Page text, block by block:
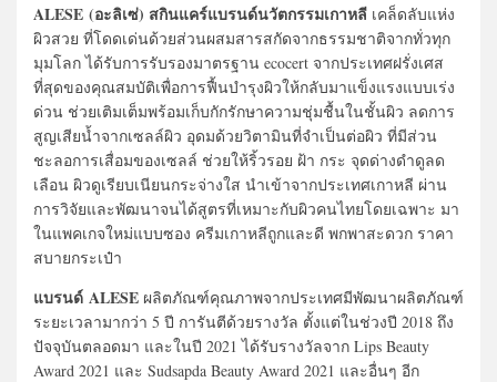
ALESE (อะลิเซ่) สกินแคร์แบรนด์นวัตกรรมเกาหลี เคล็ดลับแห่ง
ผิวสวย ที่โดดเด่นด้วยส่วนผสมสารสกัดจากธรรมชาติจากทั่วทุก
มุมโลก ได้รับการรับรองมาตรฐาน ecocert จากประเทศฝรั่งเศส
ที่สุดของคุณสมบัติเพื่อการฟื้นบำรุงผิวให้กลับมาแข็งแรงแบบเร่ง
ด่วน ช่วยเติมเต็มพร้อมเก็บกักรักษาความชุ่มชื้นในชั้นผิว ลดการ
สูญเสียน้ำจากเซลล์ผิว อุดมด้วยวิตามินที่จำเป็นต่อผิว ที่มีส่วน
ชะลอการเสื่อมของเซลล์ ช่วยให้ริ้วรอย ฝ้า กระ จุดด่างดำดูลด
เลือน ผิวดูเรียบเนียนกระจ่างใส นำเข้าจากประเทศเกาหลี ผ่าน
การวิจัยและพัฒนาจนได้สูตรที่เหมาะกับผิวคนไทยโดยเฉพาะ มา
ในแพคเกจใหม่แบบซอง ครีมเกาหลีถูกและดี พกพาสะดวก ราคา
สบายกระเป๋า
แบรนด์ ALESE ผลิตภัณฑ์คุณภาพจากประเทศมีพัฒนาผลิตภัณฑ์
ระยะเวลามากว่า 5 ปี การันตีด้วยรางวัล ตั้งแต่ในช่วงปี 2018 ถึง
ปัจจุบันตลอดมา และในปี 2021 ได้รับรางวัลจาก Lips Beauty
Award 2021 และ Sudsapda Beauty Award 2021 และอื่นๆ อีก